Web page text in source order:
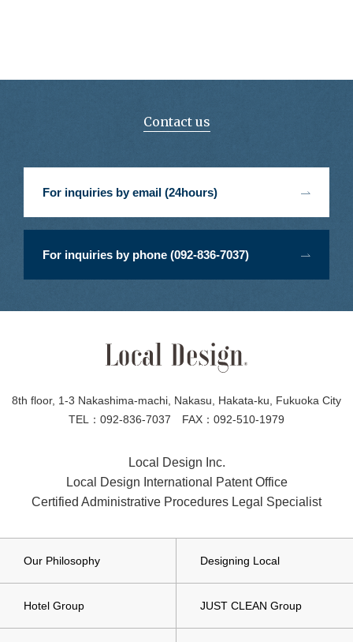
Contact us
For inquiries by email (24hours)
For inquiries by phone (092-836-7037)
8th floor, 1-3 Nakashima-machi, Nakasu, Hakata-ku, Fukuoka City
TEL：092-836-7037 FAX：092-510-1979
Local Design Inc.
Local Design International Patent Office
Certified Administrative Procedures Legal Specialist
Our Philosophy Designing Local
Hotel Group JUST CLEAN Group